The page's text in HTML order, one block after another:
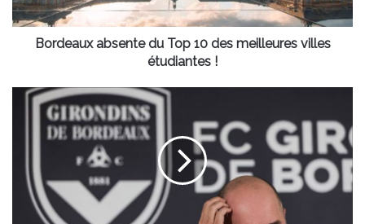
villes
étudiantes
Bordeaux absente du Top 10 des meilleures villes
étudiantes !
Girondins
Bordeaux
délégation
américaine